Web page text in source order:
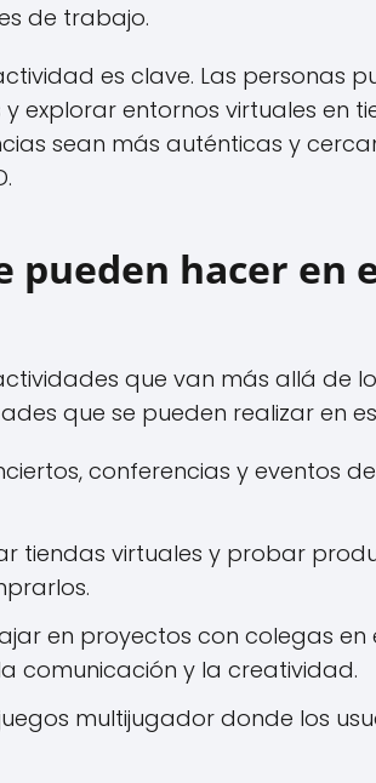
de trabajo.
es clave. Las personas
explorar entornos virtuales en
sean más auténticas y
pueden hacer en
que van más allá de
que se pueden realizar en
conferencias y eventos
tiendas virtuales y probar
en proyectos con colegas en
comunicación y la creatividad.
multijugador donde los